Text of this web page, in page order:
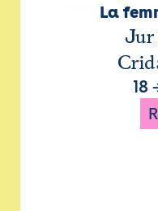
La
18